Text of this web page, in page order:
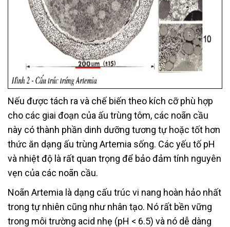
Nếu được tách ra và chế biến theo kích cỡ phù hợp
cho các giai đoạn của ấu trùng tôm, các noãn cầu
này có thành phần dinh dưỡng tương tự hoặc tốt hơn
thức ăn dạng ấu trùng Artemia sống. Các yếu tố pH
và nhiệt độ là rất quan trọng để bảo đảm tính nguyên
vẹn của các noãn cầu.
Noãn Artemia là dạng cấu trúc vi nang hoàn hảo nhất
trong tự nhiên cũng như nhân tạo. Nó rất bền vững
trong môi trường acid nhẹ (pH < 6.5) và nó dễ dàng